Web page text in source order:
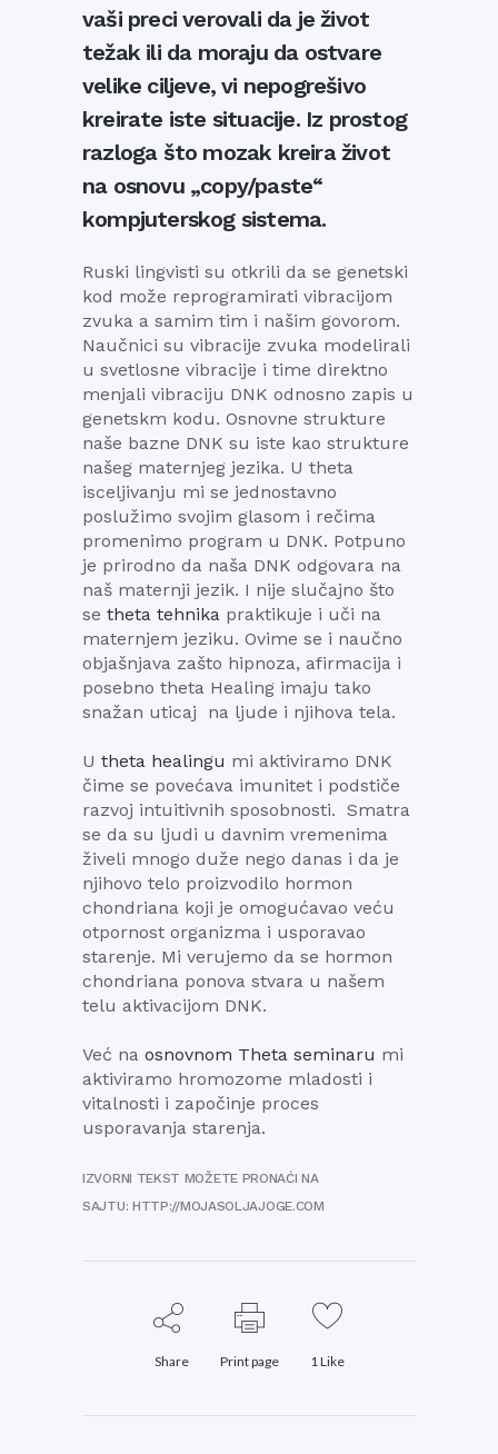
vaši preci verovali da je život
težak ili da moraju da ostvare
velike ciljeve, vi nepogrešivo
kreirate iste situacije. Iz prostog
razloga što mozak kreira život
na osnovu „copy/paste“
kompjuterskog sistema.
Ruski lingvisti su otkrili da se genetski
kod može reprogramirati vibracijom
zvuka a samim tim i našim govorom.
Naučnici su vibracije zvuka modelirali
u svetlosne vibracije i time direktno
menjali vibraciju DNK odnosno zapis u
genetskm kodu. Osnovne strukture
naše bazne DNK su iste kao strukture
našeg maternjeg jezika. U theta
isceljivanju mi se jednostavno
poslužimo svojim glasom i rečima
promenimo program u DNK. Potpuno
je prirodno da naša DNK odgovara na
naš maternji jezik. I nije slučajno što
se theta tehnika praktikuje i uči na
maternjem jeziku. Ovime se i naučno
objašnjava zašto hipnoza, afirmacija i
posebno theta Healing imaju tako
snažan uticaj na ljude i njihova tela.
U theta healingu mi aktiviramo DNK
čime se povećava imunitet i podstiče
razvoj intuitivnih sposobnosti. Smatra
se da su ljudi u davnim vremenima
živeli mnogo duže nego danas i da je
njihovo telo proizvodilo hormon
chondriana koji je omogućavao veću
otpornost organizma i usporavao
starenje. Mi verujemo da se hormon
chondriana ponova stvara u našem
telu aktivacijom DNK.
Već na osnovnom Theta seminaru mi
aktiviramo hromozome mladosti i
vitalnosti i započinje proces
usporavanja starenja.
IZVORNI TEKST MOŽETE PRONAĆI NA
SAJTU: HTTP://MOJASOLJAJOGE.COM
Share Print page 1Like